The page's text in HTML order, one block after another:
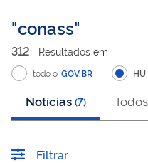
Busca
conass
312 Resultados em
todo o GOV.BR
Notícias (7) Todos
Filtrar